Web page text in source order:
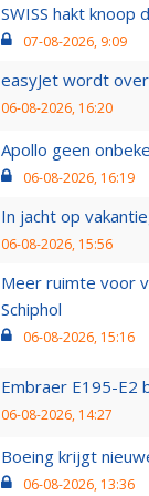
SWISS hakt
07-08-2026, 9:09
easyJet wordt
06-08-2026, 16:20
Apollo geen
06-08-2026, 16:19
In jacht op
06-08-2026, 15:56
Meer ruimte voor
Schiphol
06-08-2026, 15:16
Embraer E195-E2
06-08-2026, 14:27
Boeing krijgt
06-08-2026, 13:36